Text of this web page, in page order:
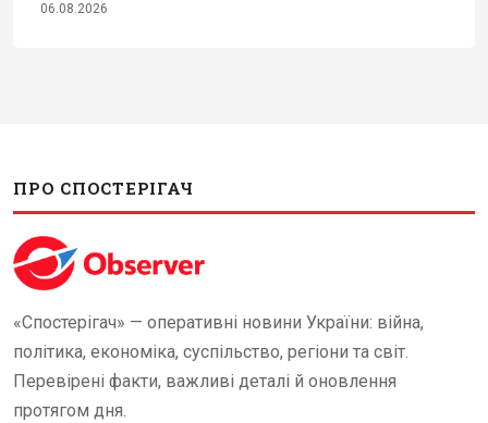
06.08.2026
ПРО СПОСТЕРІГАЧ
«Спостерігач» — оперативні новини України: війна,
політика, економіка, суспільство, регіони та світ.
Перевірені факти, важливі деталі й оновлення
протягом дня.